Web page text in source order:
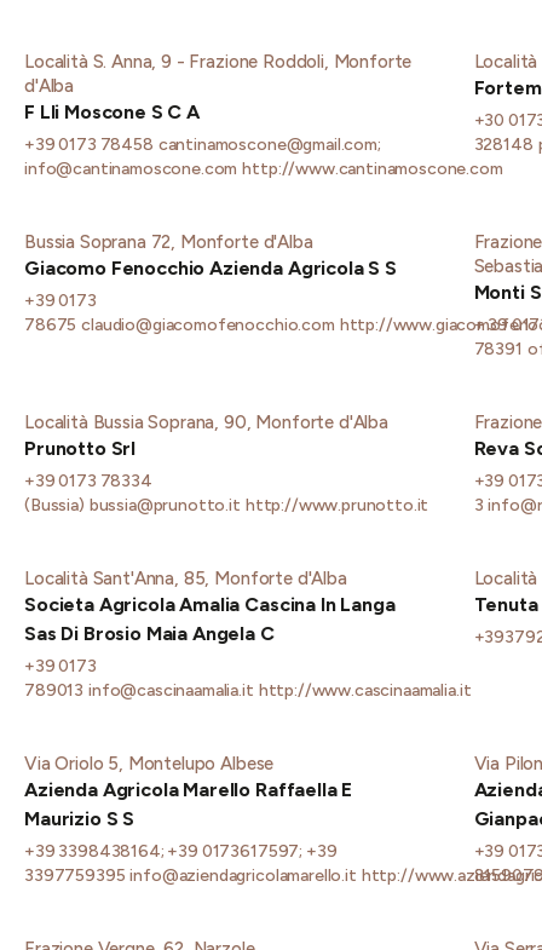
Località S. Anna, 9 - Frazione Roddoli, Monforte
d'Alba
F Lli Moscone S C A
+39 0173 78458 cantinamoscone@gmail.com;
info@cantinamoscone.com http://www.cantinamoscone.com
+30
328148
Bussia Soprana 72, Monforte d'Alba
Giacomo Fenocchio Azienda Agricola S S
+39 0173
78675 claudio@giacomofenocchio.com http://
Monti
+ 39
78391
Località Bussia Soprana, 90, Monforte d'Alba
Prunotto Srl
+39 0173 78334
(Bussia) bussia@prunotto.it http://www.prunotto.it
Reva
+39
3
Località Sant'Anna, 85, Monforte d'Alba
Societa Agricola Amalia Cascina In Langa
Sas Di Brosio Maia Angela C
+39 0173
789013 info@cascinaamalia.it http://www.cascinaamalia.it
Tenuta
Via Oriolo 5, Montelupo Albese
Azienda Agricola Marello Raffaella E
Maurizio S S
+39 3398438164; +39 0173617597; +39
3397759395 info@aziendagricolamarello.it http://
Via
+39